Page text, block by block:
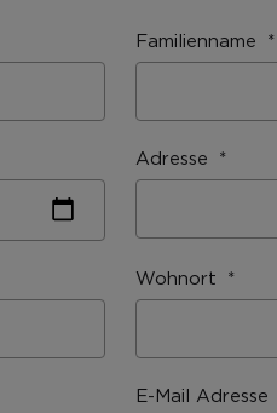
Familienname
Adresse
Wohnort
E-Mail Adresse